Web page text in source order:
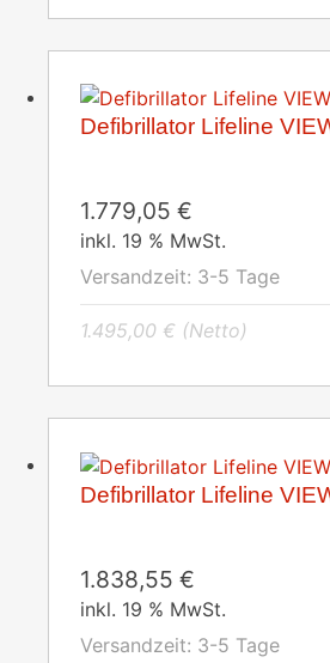
Defibrillator Lifeline
1.779,05 €
inkl. 19 % MwSt.
Versandzeit: 3-5 Tage
1.495,00 € (Netto)
Defibrillator Lifeline
1.838,55 €
inkl. 19 % MwSt.
Versandzeit: 3-5 Tage